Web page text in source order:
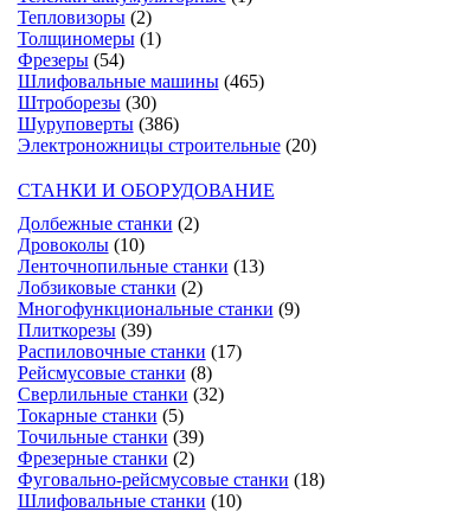
Тепловизоры (2)
Толщиномеры (1)
Фрезеры (54)
Шлифовальные машины (465)
Штроборезы (30)
Шуруповерты (386)
Электроножницы строительные (20)
СТАНКИ И ОБОРУДОВАНИЕ
Долбежные станки (2)
Дровоколы (10)
Ленточнопильные станки (13)
Лобзиковые станки (2)
Многофункциональные станки (9)
Плиткорезы (39)
Распиловочные станки (17)
Рейсмусовые станки (8)
Сверлильные станки (32)
Токарные станки (5)
Точильные станки (39)
Фрезерные станки (2)
Фуговально-рейсмусовые станки (18)
Шлифовальные станки (10)